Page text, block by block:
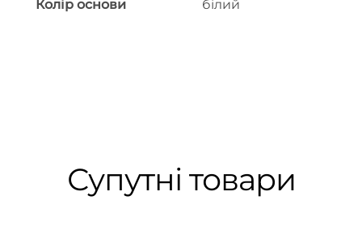
Колір основи білий
Супутні товари